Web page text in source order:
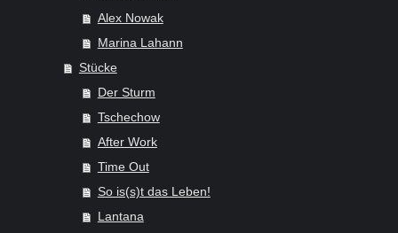
Alex Nowak
Marina Lahann
Stücke
Der Sturm
Tschechow
After Work
Time Out
So is(s)t das Leben!
Lantana